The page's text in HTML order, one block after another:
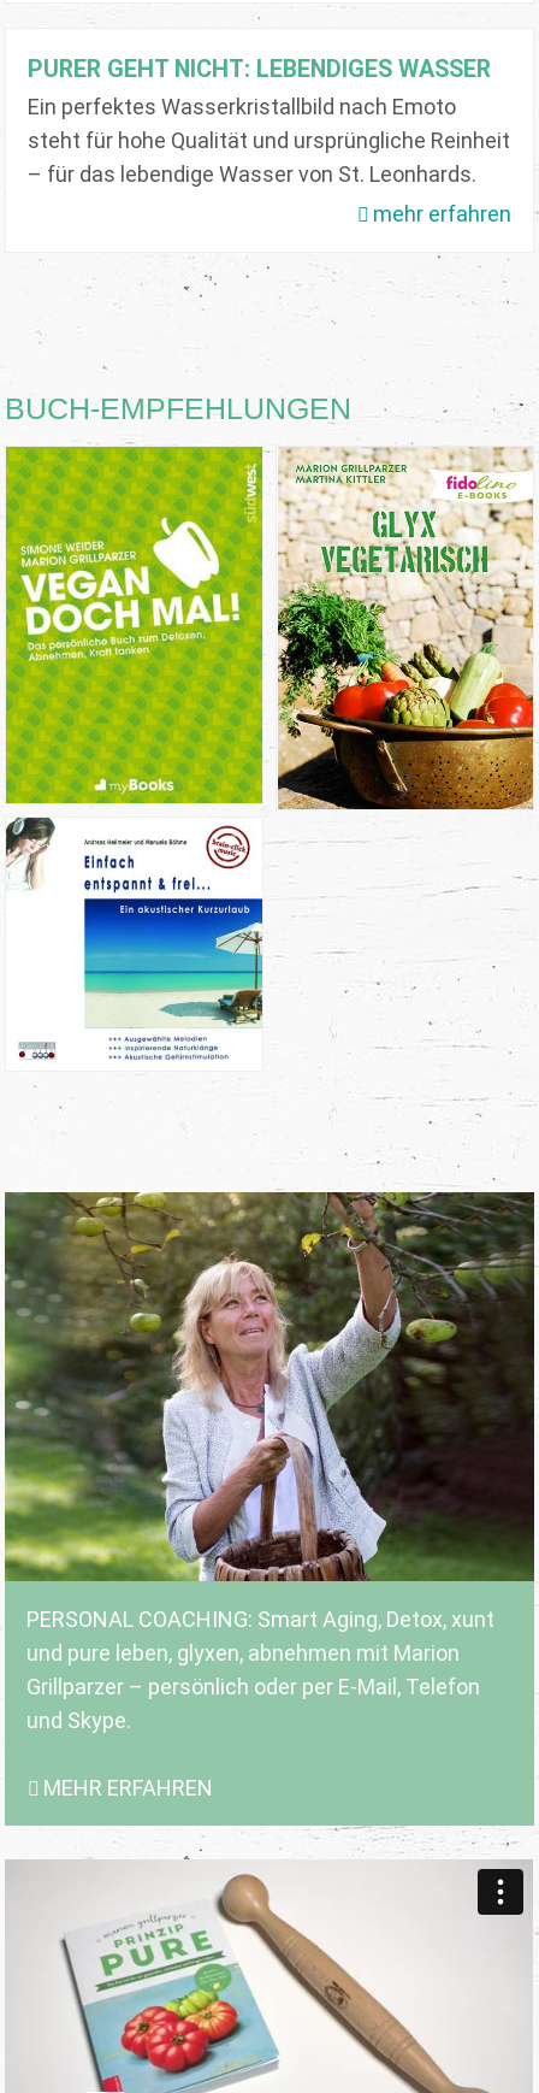
PERSONAL COACHING: Smart Aging, Detox, xunt
und pure leben, glyxen, abnehmen mit Marion
Grillparzer – persönlich oder per E-Mail, Telefon
und Skype.
MEHR ERFAHREN
PURER GEHT NICHT: LEBENDIGES WASSER
Ein perfektes Wasserkristallbild nach Emoto
steht für hohe Qualität und ursprüngliche Reinheit
– für das lebendige Wasser von St. Leonhards.
mehr erfahren
BUCH-EMPFEHLUNGEN